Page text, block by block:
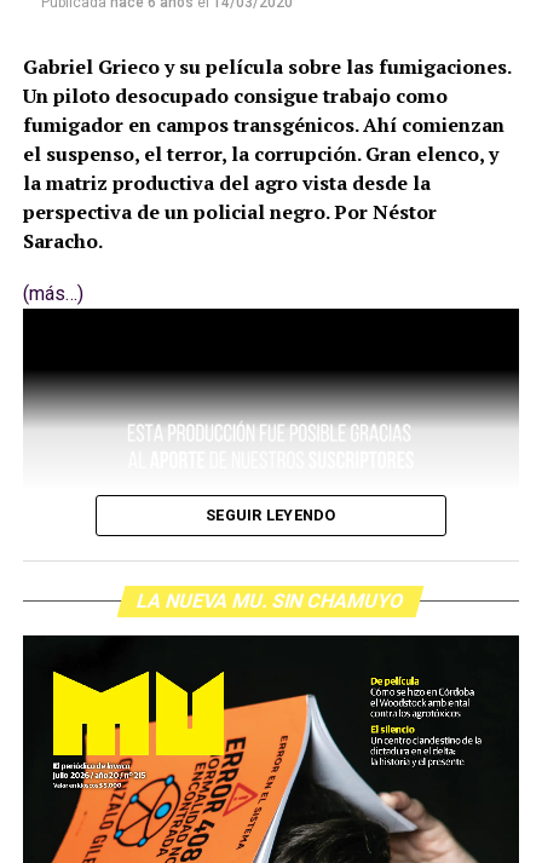
Gabriel Grieco y su película sobre las fumigaciones.
Un piloto desocupado consigue trabajo como
fumigador en campos transgénicos. Ahí comienzan
el suspenso, el terror, la corrupción. Gran elenco, y
la matriz productiva del agro vista desde la
perspectiva de un policial negro. Por Néstor
Saracho.
(más…)
SEGUIR LEYENDO
LA NUEVA MU. SIN CHAMUYO